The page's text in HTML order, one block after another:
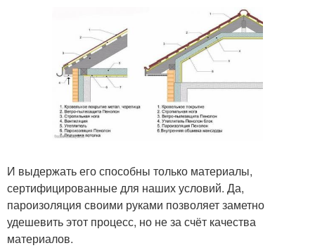
И выдержать его способны только материалы,
сертифицированные для наших условий. Да,
пароизоляция своими руками позволяет заметно
удешевить этот процесс, но не за счёт качества
материалов.